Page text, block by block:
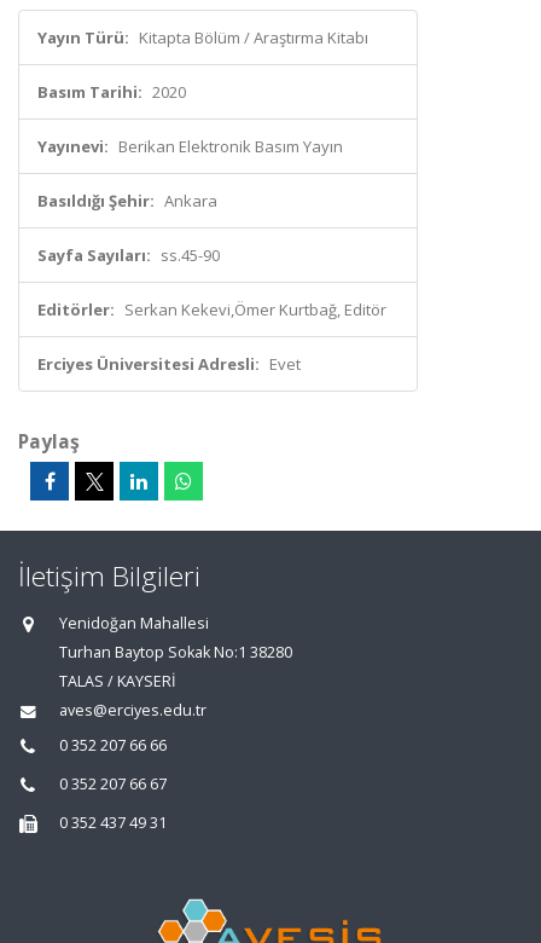
Yayın Türü: Kitapta Bölüm / Araştırma Kitabı
Basım Tarihi: 2020
Yayınevi: Berikan Elektronik Basım Yayın
Basıldığı Şehir: Ankara
Sayfa Sayıları: ss.45-90
Editörler: Serkan Kekevi,Ömer Kurtbağ, Editör
Erciyes Üniversitesi Adresli: Evet
Paylaş
İletişim Bilgileri
Yenidoğan Mahallesi
Turhan Baytop Sokak No:1 38280
TALAS / KAYSERİ
aves@erciyes.edu.tr
0 352 207 66 66
0 352 207 66 67
0 352 437 49 31